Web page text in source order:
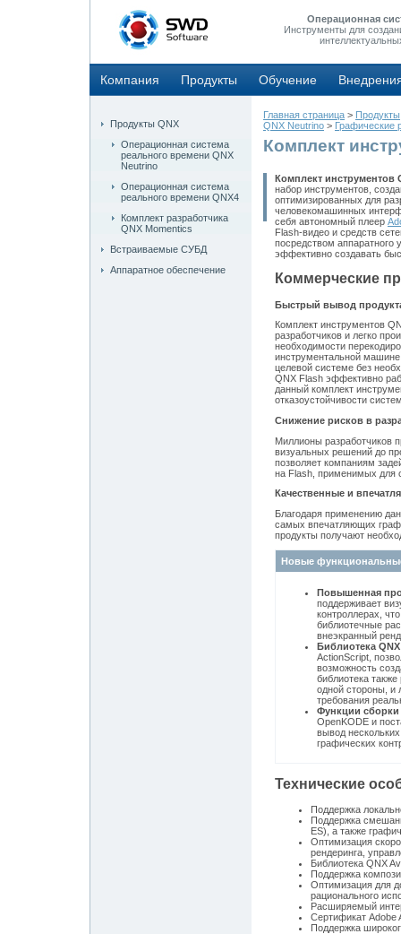
Операционная
Инструменты для
Компания Продукты Обучение
Продукты QNX
Операционная система
реального времени QNX
Neutrino
Операционная система
реального времени QNX4
Комплект разработчика
QNX Momentics
Встраиваемые СУБД
Аппаратное обеспечение
Главная страница > Продукты
QNX Neutrino > Графические
Комплект
Комплект инструментов
набор инструментов,
оптимизированных для
человекомашинных
себя автономный плеер
Flash-видео и средств
посредством аппаратного
эффективно создавать
Коммерческие
Быстрый вывод
Комплект инструментов
разработчиков и легко
необходимости
инструментальной
целевой системе без
QNX Flash эффективно
данный комплект
отказоустойчивости
Снижение рисков в
Миллионы разработчиков
визуальных решений до
позволяет компаниям
на Flash, применимых для
Качественные и
Благодаря применению
самых впечатляющих
продукты получают
Новые
Повышенная
поддерживает
контроллерах,
библиотечные
внеэкранный
Библиотека
ActionScript,
возможность
библиотека
одной стороны, и
требования
Функции сборки
OpenKODE и
вывод
графических
Технические
Поддержка
Поддержка
ES), а также
Оптимизация
рендеринга,
Библиотека QNX
Поддержка
Оптимизация для
рационального
Расширяемый
Сертификат Adobe
Поддержка